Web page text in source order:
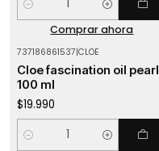
Cantidad
Comprar ahora
737186861537|CLOE
Cloe fascination oil pearl
100 ml
$19.990
Cantidad